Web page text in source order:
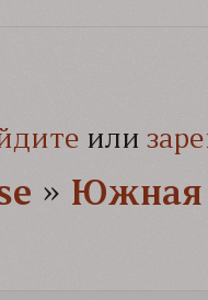
или
» Южная